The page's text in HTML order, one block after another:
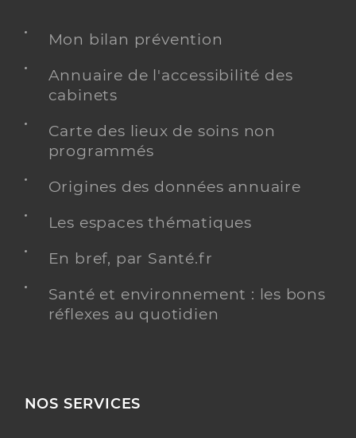
Mon bilan prévention
Annuaire de l'accessibilité des
cabinets
Carte des lieux de soins non
programmés
Origines des données annuaire
Les espaces thématiques
En bref, par Santé.fr
Santé et environnement : les bons
réflexes au quotidien
NOS SERVICES